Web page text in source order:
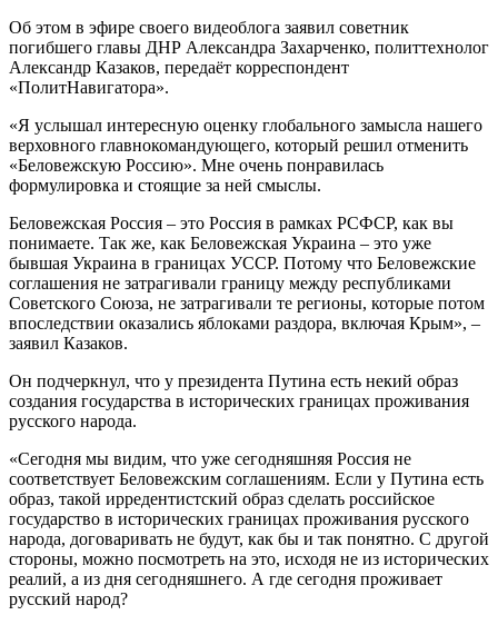
Об этом в эфире своего видеоблога заявил советник
погибшего главы ДНР Александра Захарченко, политтехнолог
Александр Казаков, передаёт корреспондент
«ПолитНавигатора».
«Я услышал интересную оценку глобального замысла нашего
верховного главнокомандующего, который решил отменить
«Беловежскую Россию». Мне очень понравилась
формулировка и стоящие за ней смыслы.
Беловежская Россия – это Россия в рамках РСФСР, как вы
понимаете. Так же, как Беловежская Украина – это уже
бывшая Украина в границах УССР. Потому что Беловежские
соглашения не затрагивали границу между республиками
Советского Союза, не затрагивали те регионы, которые потом
впоследствии оказались яблоками раздора, включая Крым», –
заявил Казаков.
Он подчеркнул, что у президента Путина есть некий образ
создания государства в исторических границах проживания
русского народа.
«Сегодня мы видим, что уже сегодняшняя Россия не
соответствует Беловежским соглашениям. Если у Путина есть
образ, такой ирредентистский образ сделать российское
государство в исторических границах проживания русского
народа, договаривать не будут, как бы и так понятно. С другой
стороны, можно посмотреть на это, исходя не из исторических
реалий, а из дня сегодняшнего. А где сегодня проживает
русский народ?